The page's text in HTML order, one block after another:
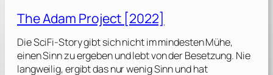
The Adam Project [2022]
Die SciFi-Story gibt sich nicht im mindesten Mühe,
einen Sinn zu ergeben und lebt von der Besetzung. Nie
langweilig, ergibt das nur wenig Sinn und hat